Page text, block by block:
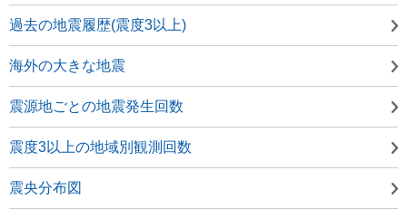
過去の地震履歴(震度3以上)
海外の大きな地震
震源地ごとの地震発生回数
震度3以上の地域別観測回数
震央分布図